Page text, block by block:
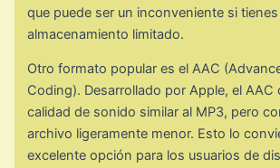
que puede ser un inconveniente si
almacenamiento limitado.
Otro formato popular es el AAC
Coding). Desarrollado por Apple, el AAC
calidad de sonido similar al MP3, pero
archivo ligeramente menor. Esto lo
excelente opción para los usuarios de